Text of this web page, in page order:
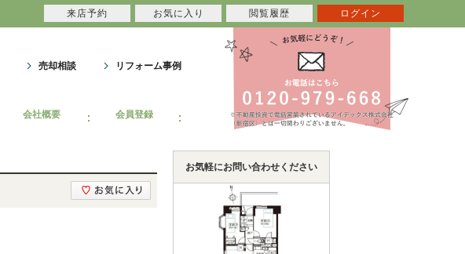
売却相談 リフォーム事例
会社概要 会員登録
お気軽にお問い合わせください
来店予約 お気に入り 閲覧履歴 ログイン